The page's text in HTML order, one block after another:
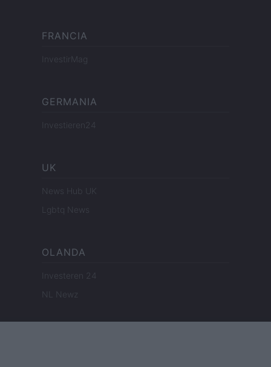
FRANCIA
InvestirMag
GERMANIA
Investieren24
UK
News Hub UK
Lgbtq News
OLANDA
Investeren 24
NL Newz